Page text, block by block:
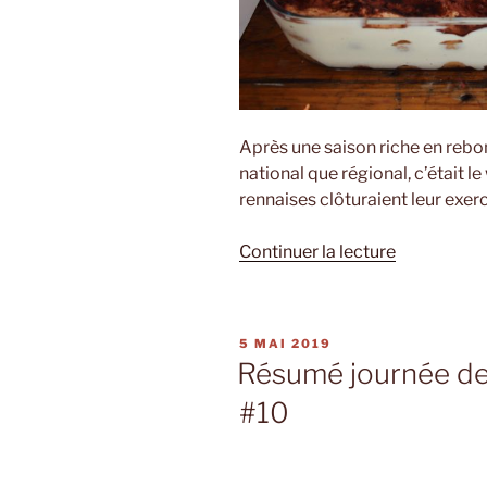
Après une saison riche en
national que régional, c’était
rennaises clôturaient leur
Continuer la lecturede
PUBLIÉ
LE
5 MAI 2019
Résumé journée
#10